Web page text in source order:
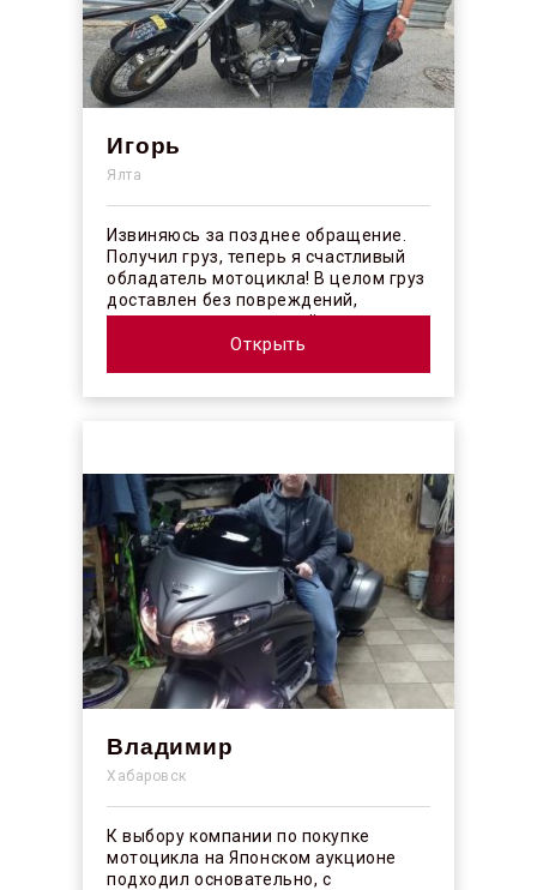
Игорь
Ялта
Извиняюсь за позднее обращение.
Получил груз, теперь я счастливый
обладатель мотоцикла! В целом груз
доставлен без повреждений,
огорчило отсутствие плёночного
Открыть
Владимир
Хабаровск
К выбору компании по покупке
мотоцикла на Японском аукционе
подходил основательно, с